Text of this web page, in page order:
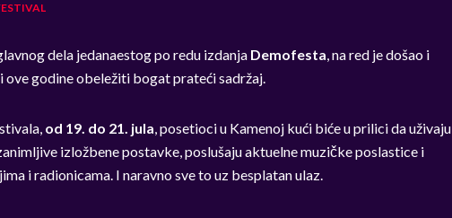
dela jedanaestog po redu izdanja Demofesta, na red je došao i
ove godine obeležiti bogat prateći sadržaj.
od 19. do 21. jula, posetioci u Kamenoj kući biće u prilici da uživaju
izložbene postavke, poslušaju aktuelne muzičke poslastice i
i radionicama. I naravno sve to uz besplatan ulaz.